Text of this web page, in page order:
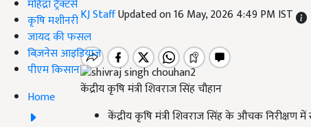
महिंद्रा ट्रैक्टर्स
कृषि मशीनरी
जायद की फसल
बिज़नेस आइडियाज
पीएम किसान
Home
KJ StaffUpdated on 16 May, 2026 4:49 PM IST
केंद्रीय कृषि मंत्री शिवराज सिंह चौहान
केंद्रीय कृषि मंत्री शिवराज सिंह के औचक निरीक्षण में